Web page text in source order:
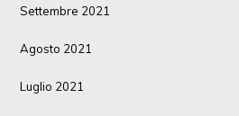
Settembre 2021
Agosto 2021
Luglio 2021